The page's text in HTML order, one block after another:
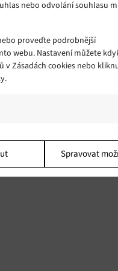
nebo odvolání souhlasu
proveďte podrobnější
webu. Nastavení můžete
v Zásadách cookies nebo
publiku
Spravovat